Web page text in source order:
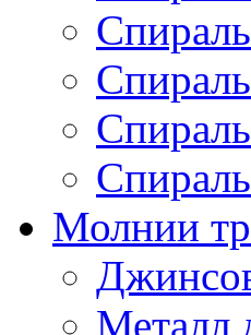
Молнии
Металл